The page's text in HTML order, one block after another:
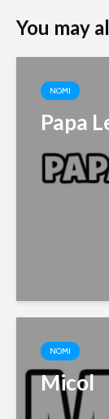
You may
NOMI
Papa
NOMI
Micol